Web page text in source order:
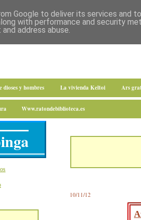
dioses y hombres La vivienda Keltoi Ars
Www.ratondebiblioteca.es
10/11/12
Google to deliver its services and
with performance and security
address abuse.